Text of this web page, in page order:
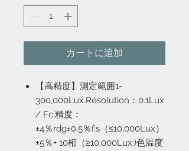
カートに追加
【高精度】測定範囲1-
300,000Lux.Resolution：0.1Lux
/ Fc;精度：
±4％rdg±0.5％f.s（≤10,000Lux）
±5％+ 10桁（≥10,000Lux:)色温度